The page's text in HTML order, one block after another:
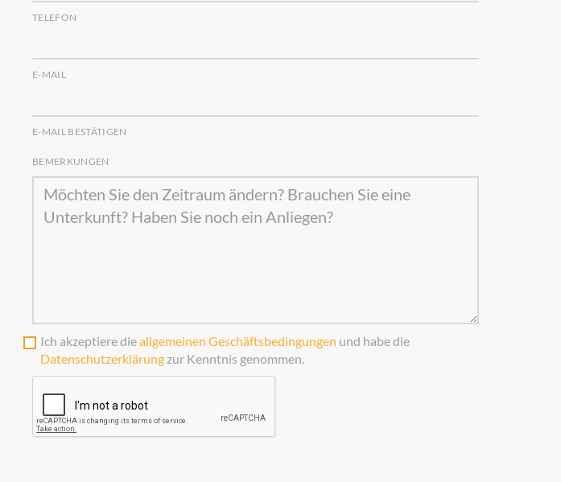
TELEFON
E-MAIL
E-MAIL BESTÄTIGEN
BEMERKUNGEN
Ich akzeptiere dieallgemeinen Geschäftsbedingungen und habe die
Datenschutzerklärung zur Kenntnis genommen.